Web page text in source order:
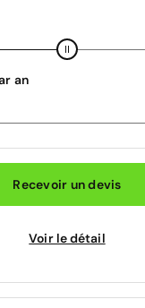
an
Recevoir un devis
Voir le détail